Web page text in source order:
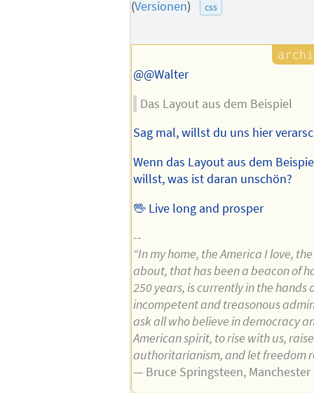
(Versionen) css
@@Walter
Das Layout aus dem Beispiel
Sag mal, willst du uns hier
Wenn das Layout aus dem
willst, was ist daran unschön?
🖖 Live long and prosper
--
“In my home, the America I love,
about, that has been a beacon of
250 years, is currently in the hands
incompetent and treasonous
ask all who believe in democracy
American spirit, to rise with us,
authoritarianism, and let freedom
— Bruce Springsteen, Manchester